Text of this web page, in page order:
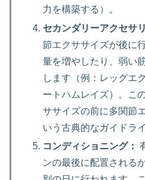
力を構築する）。
セカンダリーアクセサ
節エクササイズが後に
量を増やしたり、弱い
します（例：レッグエ
ートハムレイズ）。こ
ササイズの前に多関節
いう古典的なガイドラ
コンディショニング：
ンの最後に配置される